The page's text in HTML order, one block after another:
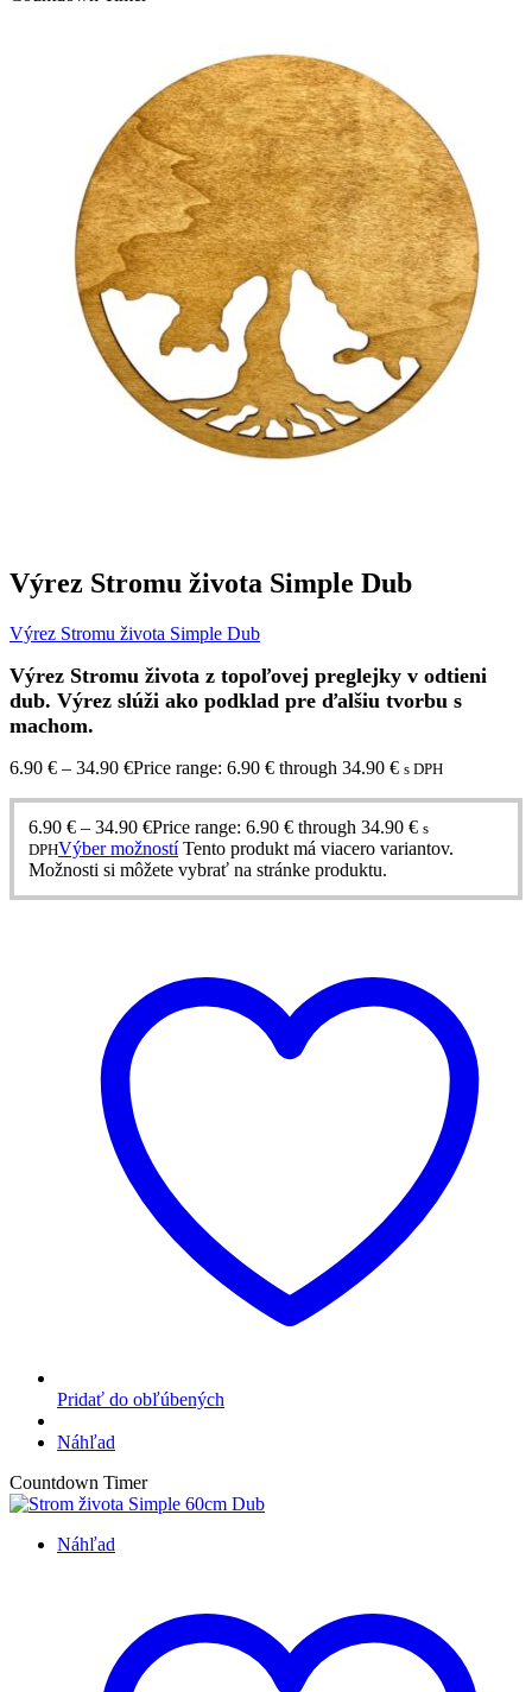
Výrez Stromu života Simple Dub
Výrez Stromu života Simple Dub
Výrez Stromu života z topoľovej preglejky v odtieni
dub. Výrez slúži ako podklad pre ďalšiu tvorbu s
machom.
6.90 € – 34.90 €Price range: 6.90 € through 34.90 € s DPH
6.90 € – 34.90 €Price range: 6.90 € through 34.90 € s
DPHVýber možností Tento produkt má viacero variantov.
Možnosti si môžete vybrať na stránke produktu.
Pridať do obľúbených
Náhľad
Countdown Timer
Náhľad